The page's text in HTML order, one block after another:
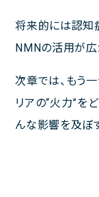
将来的には認知
NMNの活用が広
次章では、もう
リアの“火力”を
んな影響を及ぼ